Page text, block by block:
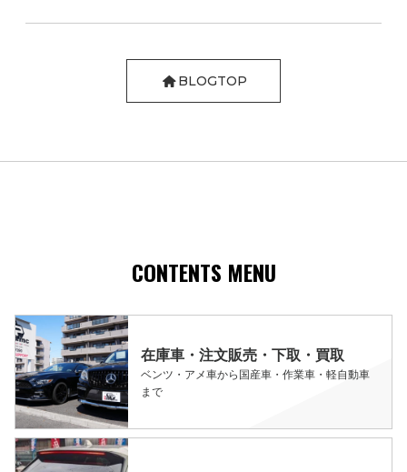
BLOGTOP
CONTENTS MENU
在庫車・注文販売・下取・買取
ベンツ・アメ車から国産車・作業車・軽自動車
まで